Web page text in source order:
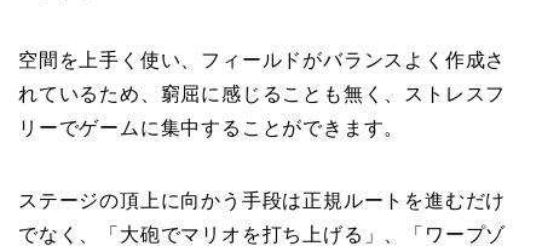
空間を上手く使い、フィールドがバランスよく作成さ
れているため、窮屈に感じることも無く、ストレスフ
リーでゲームに集中することができます。
ステージの頂上に向かう手段は正規ルートを進むだけ
でなく、「大砲でマリオを打ち上げる」、「ワープゾ